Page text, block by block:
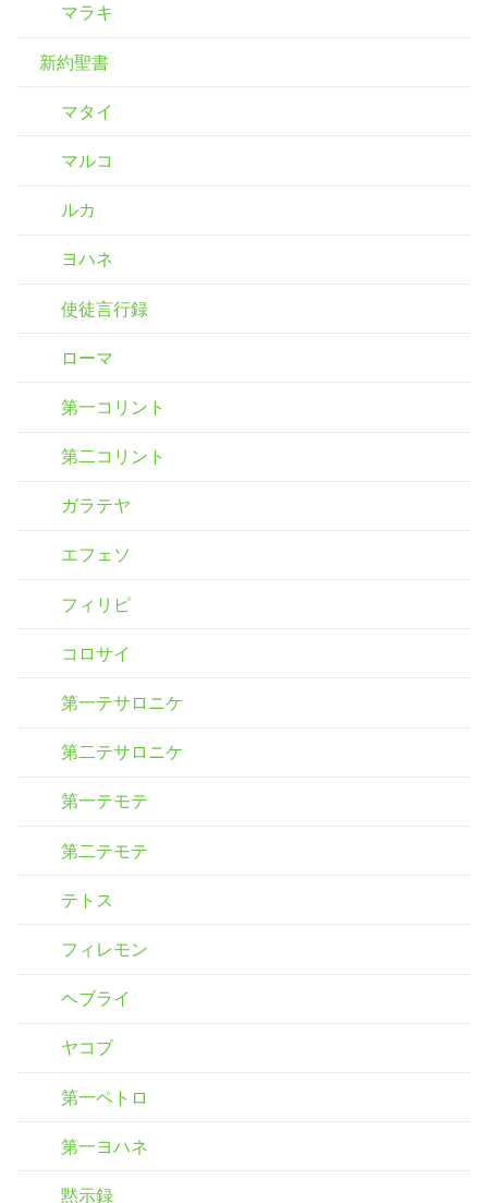
マラキ
新約聖書
マタイ
マルコ
ルカ
ヨハネ
使徒言行録
ローマ
第一コリント
第二コリント
ガラテヤ
エフェソ
フィリピ
コロサイ
第一テサロニケ
第二テサロニケ
第一テモテ
第二テモテ
テトス
フィレモン
ヘブライ
ヤコブ
第一ペトロ
第一ヨハネ
黙示録